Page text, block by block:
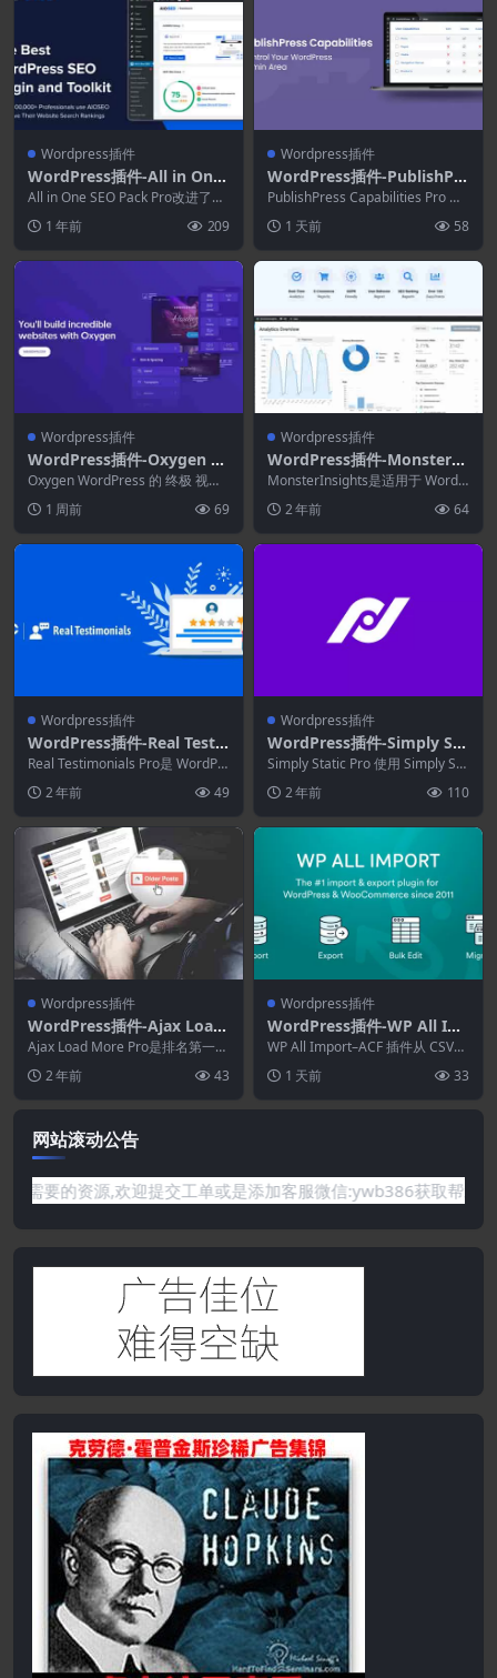
Wordpress插件
WordPress插件-All in One
SEO Pack Pro 4.8.3.2-Wor
dPress SEO插件
All in One SEO Pack Pro改进了最
1 年前 209
Wordpress插件
WordPress插件-PublishPre
ss Capabilities Pro 2.50.0
PublishPress Capabilities Pro 允
1 天前 58
Wordpress插件
WordPress插件-Oxygen 6.
2.0+Addons–终极视觉网站
生成器
Oxygen WordPress 的 终极 视觉
完...1 周前 69
Wordpress插件
WordPress插件-MonsterIn
sights–AMP Addon 1.7.0
(MonsterInsights拓展)
MonsterInsights是适用于 WordP
2 年前 64
Wordpress插件
WordPress插件-Real Testi
monials Pro 3.2.0–WordPr
ess推荐插件
Real Testimonials Pro是 WordPr
2 年前 49
Wordpress插件
WordPress插件-Simply Sta
tic Pro 1.6.0–WordPress静
态站点生成器
Simply Static Pro 使用 Simply Sta
2 年前 110
Wordpress插件
WordPress插件-Ajax Load
More Pro 1.2.25–无限滚动
WordPress插件
Ajax Load More Pro是排名第一的
无限滚动插件，用于通过 Ajax...
2 年前 43
Wordpress插件
WordPress插件-WP All Im
port – ACF Add-On 4.0.2
WP All Import–ACF 插件从 CSV、
Excel 和 XML 导入...
1 天前 33
网站滚动公告
需要的资源,欢迎提交工单或是添加客服微信:ywb386获取帮助！